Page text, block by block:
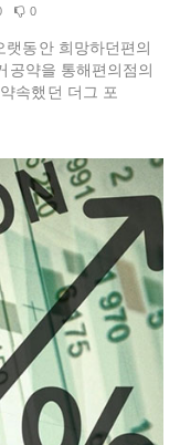
0
동안 희망하던편의
공약을 통해편의점의
속했던 더그 포